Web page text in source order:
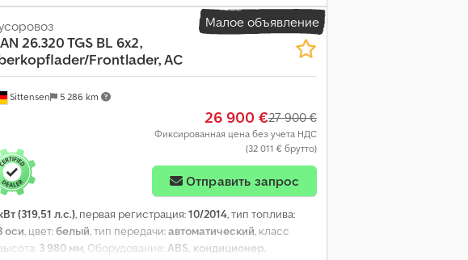
, подвеска:сталь-воздух, размер передней шины:
/150K, Оборудование:
ABS, блокировка дифференциала,
пневматический тормоз, прицепное устройство
Малое объявление
Sittensen 5 286 km
26.320 TGS BL 6x2,
Frontlader, AC
26 900 €27 900 €
Фиксированная цена без учета НДС
(32 011 € брутто)
Отправить запрос
(319,51 л.с.), первая регистрация:10/2014, тип топлива:
оси, цвет:белый, тип передачи:автоматический, класс
3 980 мм, Оборудование: ABS, кондиционер,